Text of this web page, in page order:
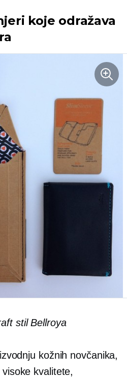
koje odražava
stil Bellroya
kožnih novčanika,
kvalitete,